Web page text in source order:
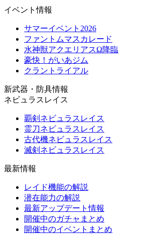
イベント情報
サマーイベント2026
ファントムマスカレード
水神獣アクエリアスΩ降臨
豪快！がいあジム
クラントライアル
新武器・防具情報
ネビュラスレイス
覇剣ネビュラスレイス
霊刀ネビュラスレイス
古代機ネビュラスレイス
滅剣ネビュラスレイス
最新情報
レイド機能の解説
潜在能力の解説
最新アップデート情報
開催中のガチャまとめ
開催中のイベントまとめ